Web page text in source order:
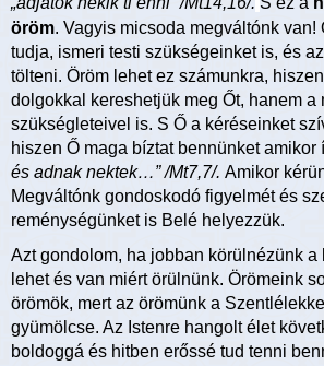
öröm. Vagyis micsoda megváltónk van!
tudja, ismeri testi szükségeinket is, és
tölteni. Öröm lehet ez számunkra,
dolgokkal kereshetjük meg Őt, hanem a
szükségleteivel is. S Ő a kéréseinket
hiszen Ő maga bíztat bennünket amikor
és adnak nektek…” /Mt7,7/. Amikor
Megváltónk gondoskodó figyelmét és
reménységünket is Belé helyezzük.
Azt gondolom, ha jobban körülnézünk a
lehet és van miért örülnünk. Örömeink
örömök, mert az örömünk a
gyümölcse. Az Istenre hangolt élet
boldoggá és hitben erőssé tud tenni